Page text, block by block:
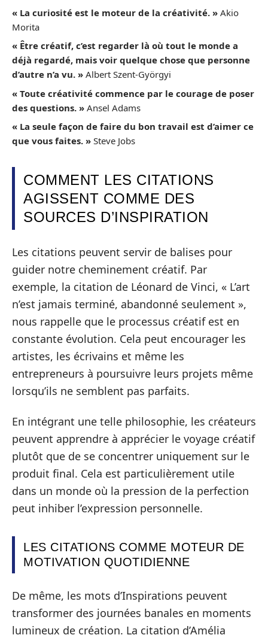
« La curiosité est le moteur de la créativité. » Akio
Morita
« Être créatif, c’est regarder là où tout le monde a
déjà regardé, mais voir quelque chose que personne
d’autre n’a vu. » Albert Szent-Györgyi
« Toute créativité commence par le courage de poser
des questions. » Ansel Adams
« La seule façon de faire du bon travail est d’aimer ce
que vous faites. » Steve Jobs
COMMENT LES CITATIONS
AGISSENT COMME DES
SOURCES D’INSPIRATION
Les citations peuvent servir de balises pour
guider notre cheminement créatif. Par
exemple, la citation de Léonard de Vinci, « L’art
n’est jamais terminé, abandonné seulement »,
nous rappelle que le processus créatif est en
constante évolution. Cela peut encourager les
artistes, les écrivains et même les
entrepreneurs à poursuivre leurs projets même
lorsqu’ils ne semblent pas parfaits.
En intégrant une telle philosophie, les créateurs
peuvent apprendre à apprécier le voyage créatif
plutôt que de se concentrer uniquement sur le
produit final. Cela est particulièrement utile
dans un monde où la pression de la perfection
peut inhiber l’expression personnelle.
LES CITATIONS COMME MOTEUR DE
MOTIVATION QUOTIDIENNE
De même, les mots d’Inspirations peuvent
transformer des journées banales en moments
lumineux de création. La citation d’Amélia